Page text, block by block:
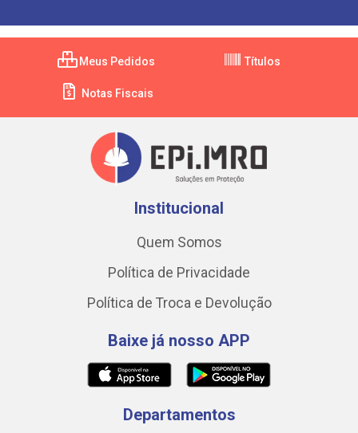
Meus Pedidos Títulos
Notas Fiscais
Institucional
Quem Somos
Política de Privacidade
Política de Troca e Devolução
Baixe já nosso APP
Departamentos